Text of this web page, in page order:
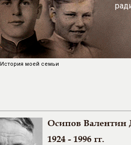
История моей семьи
Осипов Валентин
1924 - 1996 гг.